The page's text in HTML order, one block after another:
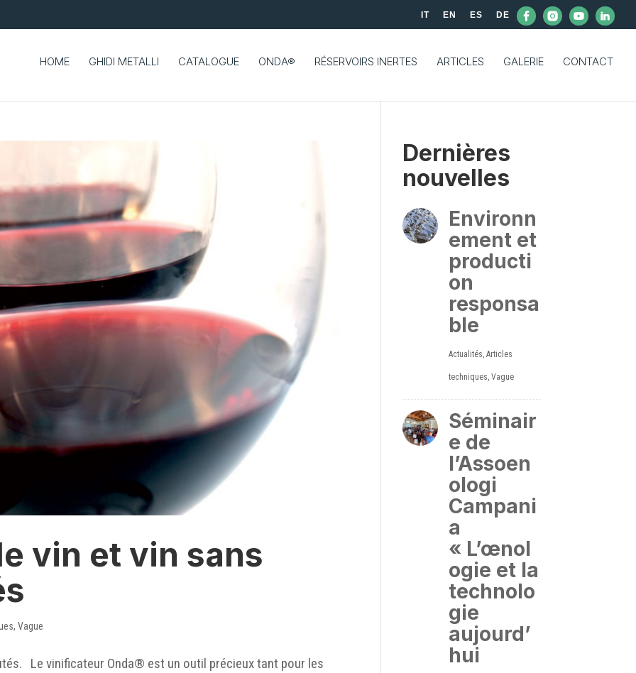
IT EN ES DE
HOME GHIDI METALLI CATALOGUE ONDA® RÉSERVOIRS INERTES ARTICLES GALERIE CONTACT
vin et vin sans
,Vague
Le vinificateur Onda® est un outil précieux tant pour les
Dernières
nouvelles
Environn
ement et
producti
on
responsa
ble
Actualités,Articles
techniques,Vague
Séminair
e de
l’Assoen
ologi
Campani
a
« L’œnol
ogie et la
technolo
gie
aujourd’
hui